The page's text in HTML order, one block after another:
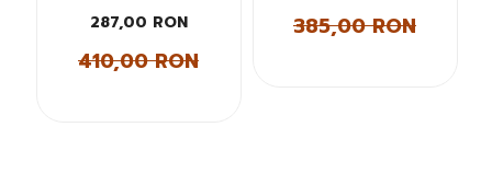
287,00 RON
410,00 RON
385,00 RON